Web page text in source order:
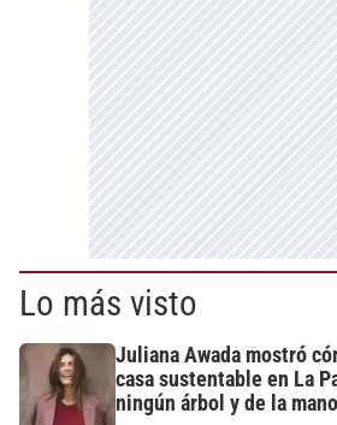
Lo más visto
Juliana Awada mostró
casa sustentable en La
ningún árbol y de la